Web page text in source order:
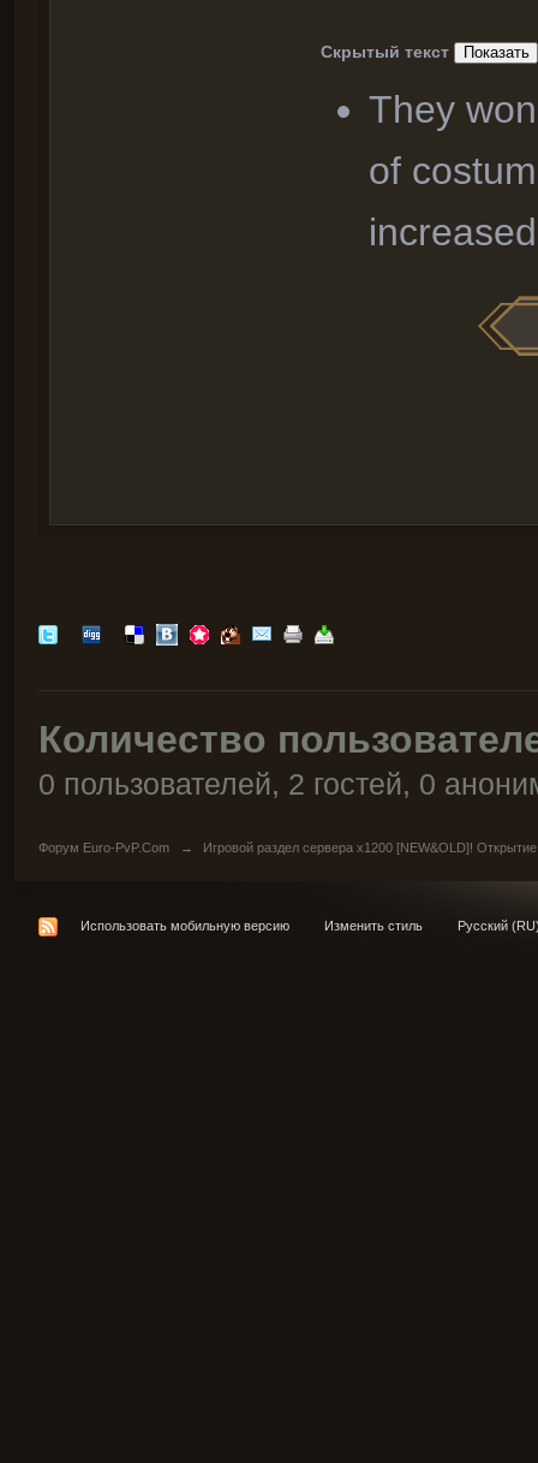
Скрытый текст
They
of
Количество
0 пользователей, 2 гостей, 0
Форум Euro-PvP.Com → Игровой раздел сервера х1200 [NEW&OLD]!
Использовать мобильную версию Изменить стиль Русский